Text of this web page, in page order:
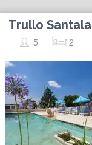
Trullo Santala
5 2